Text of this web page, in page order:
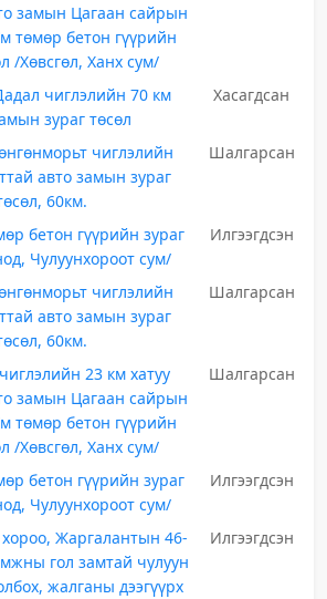
замын Цагаан сайрын
төмөр бетон гүүрийн
/Хөвсгөл, Ханх сум/
чиглэлийн 70 км
зураг төсөл
Хасагдсан
чиглэлийн
авто замын зураг
60км.
Шалгарсан
бетон гүүрийн зураг
Чулуунхороот сум/
Илгээгдсэн
чиглэлийн
авто замын зураг
60км.
Шалгарсан
23 км хатуу
замын Цагаан сайрын
төмөр бетон гүүрийн
/Хөвсгөл, Ханх сум/
Шалгарсан
бетон гүүрийн зураг
Чулуунхороот сум/
Илгээгдсэн
Жаргалантын 46-
гол замтай чулуун
жалганы дээгүүрх
Илгээгдсэн